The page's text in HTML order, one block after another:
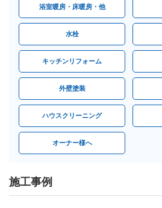
浴室暖房・床暖房・他
水栓
キッチンリフォーム
外壁塗装
ハウスクリーニング
オーナー様へ
施工事例